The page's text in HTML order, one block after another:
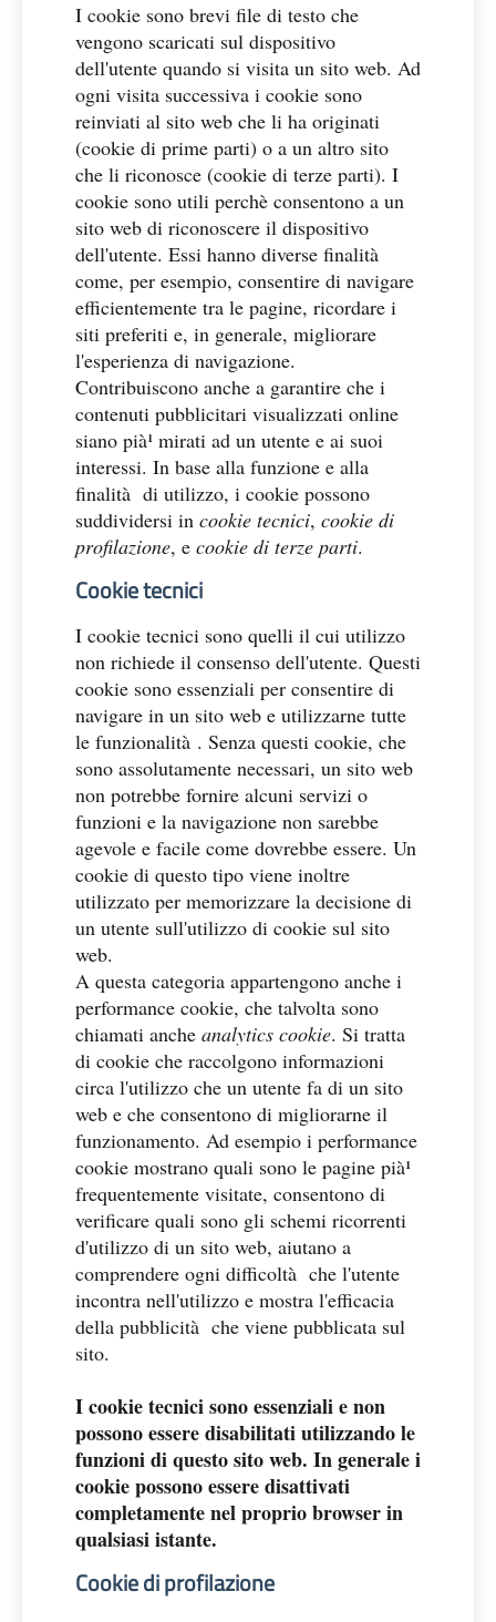
I cookie sono brevi file di testo che
vengono scaricati sul dispositivo
dell'utente quando si visita un sito web. Ad
ogni visita successiva i cookie sono
reinviati al sito web che li ha originati
(cookie di prime parti) o a un altro sito
che li riconosce (cookie di terze parti). I
cookie sono utili perchè consentono a un
sito web di riconoscere il dispositivo
dell'utente. Essi hanno diverse finalità
come, per esempio, consentire di navigare
efficientemente tra le pagine, ricordare i
siti preferiti e, in generale, migliorare
l'esperienza di navigazione.
Contribuiscono anche a garantire che i
contenuti pubblicitari visualizzati online
siano pià¹ mirati ad un utente e ai suoi
interessi. In base alla funzione e alla
finalità di utilizzo, i cookie possono
suddividersi in cookie tecnici, cookie di
profilazione, e cookie di terze parti.
Cookie tecnici
I cookie tecnici sono quelli il cui utilizzo
non richiede il consenso dell'utente. Questi
cookie sono essenziali per consentire di
navigare in un sito web e utilizzarne tutte
le funzionalità . Senza questi cookie, che
sono assolutamente necessari, un sito web
non potrebbe fornire alcuni servizi o
funzioni e la navigazione non sarebbe
agevole e facile come dovrebbe essere. Un
cookie di questo tipo viene inoltre
utilizzato per memorizzare la decisione di
un utente sull'utilizzo di cookie sul sito
web.
A questa categoria appartengono anche i
performance cookie, che talvolta sono
chiamati anche analytics cookie. Si tratta
di cookie che raccolgono informazioni
circa l'utilizzo che un utente fa di un sito
web e che consentono di migliorarne il
funzionamento. Ad esempio i performance
cookie mostrano quali sono le pagine pià¹
frequentemente visitate, consentono di
verificare quali sono gli schemi ricorrenti
d'utilizzo di un sito web, aiutano a
comprendere ogni difficoltà che l'utente
incontra nell'utilizzo e mostra l'efficacia
della pubblicità che viene pubblicata sul
sito.
I cookie tecnici sono essenziali e non
possono essere disabilitati utilizzando le
funzioni di questo sito web. In generale i
cookie possono essere disattivati
completamente nel proprio browser in
qualsiasi istante.
Cookie di profilazione